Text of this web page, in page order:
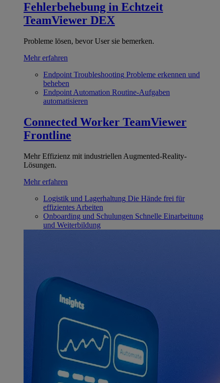
Fehlerbehebung in Echtzeit
TeamViewer DEX
Probleme lösen, bevor User sie bemerken.
Mehr erfahren
Endpoint Troubleshooting Probleme erkennen und
beheben
Endpoint Automation Routine-Aufgaben
automatisieren
Connected Worker TeamViewer
Frontline
Mehr Effizienz mit industriellen Augmented-Reality-
Lösungen.
Mehr erfahren
Logistik und Lagerhaltung Die Hände frei für
effizientes Arbeiten
Onboarding und Schulungen Schnelle Einarbeitung
und Weiterbildung